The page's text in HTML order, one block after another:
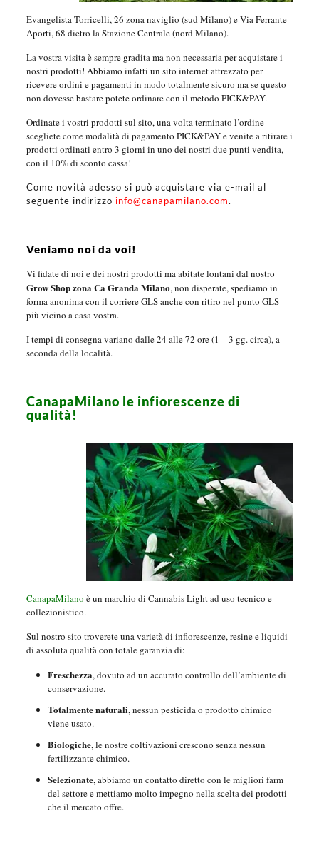
Evangelista Torricelli, 26 zona naviglio (sud Milano) e Via Ferrante
Aporti, 68 dietro la Stazione Centrale (nord Milano).
La vostra visita è sempre gradita ma non necessaria per acquistare i
nostri prodotti! Abbiamo infatti un sito internet attrezzato per
ricevere ordini e pagamenti in modo totalmente sicuro ma se questo
non dovesse bastare potete ordinare con il metodo PICK&PAY.
Ordinate i vostri prodotti sul sito, una volta terminato l’ordine
scegliete come modalità di pagamento PICK&PAY e venite a ritirare i
prodotti ordinati entro 3 giorni in uno dei nostri due punti vendita,
con il 10% di sconto cassa!
Come novità adesso si può acquistare via e-mail al
seguente indirizzo info@canapamilano.com.
Veniamo noi da voi!
Vi fidate di noi e dei nostri prodotti ma abitate lontani dal nostro
Grow Shop zona Ca Granda Milano, non disperate, spediamo in
forma anonima con il corriere GLS anche con ritiro nel punto GLS
più vicino a casa vostra.
I tempi di consegna variano dalle 24 alle 72 ore (1 – 3 gg. circa), a
seconda della località.
CanapaMilano le infiorescenze di
qualità!
CanapaMilano è un marchio di Cannabis Light ad uso tecnico e
collezionistico.
Sul nostro sito troverete una varietà di infiorescenze, resine e liquidi
di assoluta qualità con totale garanzia di:
Freschezza, dovuto ad un accurato controllo dell’ambiente di
conservazione.
Totalmente naturali, nessun pesticida o prodotto chimico
viene usato.
Biologiche, le nostre coltivazioni crescono senza nessun
fertilizzante chimico.
Selezionate, abbiamo un contatto diretto con le migliori farm
del settore e mettiamo molto impegno nella scelta dei prodotti
che il mercato offre.